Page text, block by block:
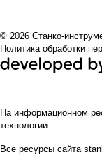
© 2026 Станко-
Политика обработки
На информационном
технологии.
Все ресурсы сайта